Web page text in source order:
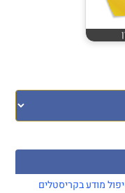
מודע בקריסטלים